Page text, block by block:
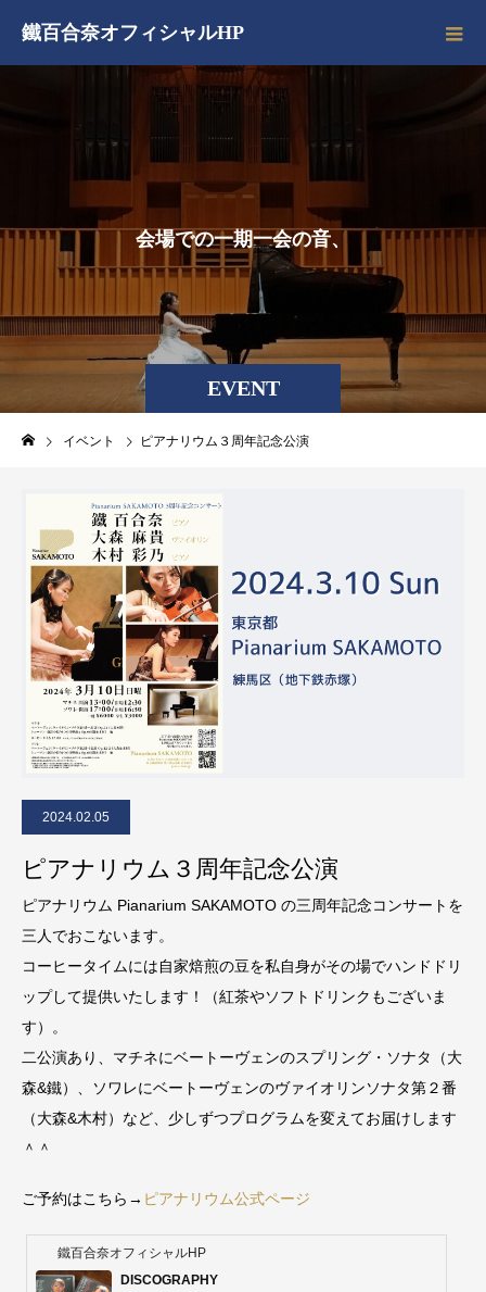
鐵百合奈オフィシャルHP
EVENT
会場での一期一会の音、
イベント ピアナリウム３周年記念公演
2024.02.05
ピアナリウム３周年記念公演
ピアナリウム Pianarium SAKAMOTO の三周年記念コンサートを
三人でおこないます。
コーヒータイムには自家焙煎の豆を私自身がその場でハンドドリ
ップして提供いたします！（紅茶やソフトドリンクもございま
す）。
二公演あり、マチネにベートーヴェンのスプリング・ソナタ（大
森&鐵）、ソワレにベートーヴェンのヴァイオリンソナタ第２番
（大森&木村）など、少しずつプログラムを変えてお届けします
＾＾
ご予約はこちら→ ピアナリウム公式ページ
鐵百合奈オフィシャルHP
DISCOGRAPHY